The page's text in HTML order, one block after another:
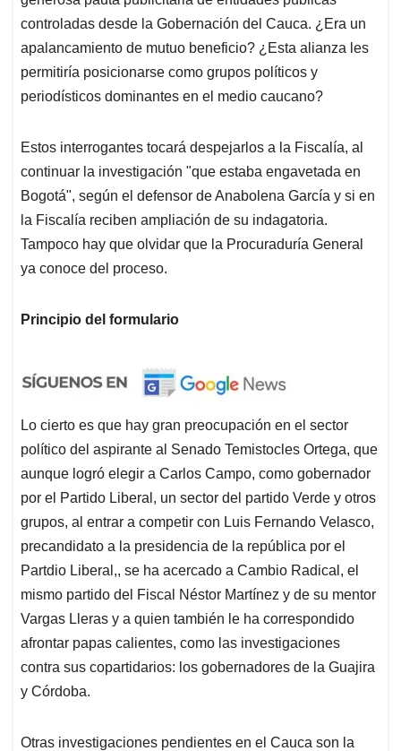
controladas desde la Gobernación del Cauca. ¿Era un
apalancamiento de mutuo beneficio? ¿Esta alianza les
permitiría posicionarse como grupos políticos y
periodísticos dominantes en el medio caucano?
Estos interrogantes tocará despejarlos a la Fiscalía, al
continuar la investigación "que estaba engavetada en
Bogotá", según el defensor de Anabolena García y si en
la Fiscalía reciben ampliación de su indagatoria.
Tampoco hay que olvidar que la Procuraduría General
ya conoce del proceso.
Principio del formulario
Lo cierto es que hay gran preocupación en el sector
político del aspirante al Senado Temistocles Ortega, que
aunque logró elegir a Carlos Campo, como gobernador
por el Partido Liberal, un sector del partido Verde y otros
grupos, al entrar a competir con Luis Fernando Velasco,
precandidato a la presidencia de la república por el
Partdio Liberal,, se ha acercado a Cambio Radical, el
mismo partido del Fiscal Néstor Martínez y de su mentor
Vargas Lleras y a quien también le ha correspondido
afrontar papas calientes, como las investigaciones
contra sus copartidarios: los gobernadores de la Guajira
y Córdoba.
Otras investigaciones pendientes en el Cauca son la